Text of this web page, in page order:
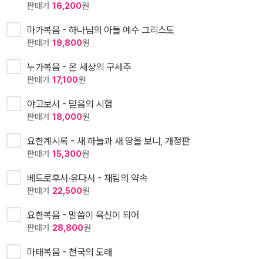
판매가 16,200원
마가복음 - 하나님의 아들 예수 그리스도
판매가 19,800원
누가복음 - 온 세상의 구세주
판매가 17,100원
야고보서 - 믿음의 시험
판매가 18,000원
요한계시록 - 새 하늘과 새 땅을 보니, 개정판
판매가 15,300원
베드로후서·유다서 - 재림의 약속
판매가 22,500원
요한복음 - 말씀이 육신이 되어
판매가 28,800원
마태복음 - 천국의 도래